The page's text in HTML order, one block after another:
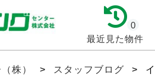
最近見た物件
0
株） > スタッフブログ >